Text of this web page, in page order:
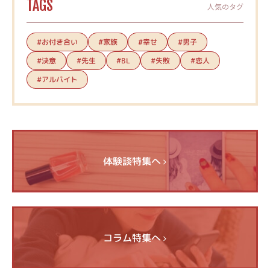
TAGS 人気のタグ
#お付き合い #家族 #幸せ
#男子
#決意
#先生 #BL #失敗 #恋人
#アルバイト
体験談特集へ
コラム特集へ